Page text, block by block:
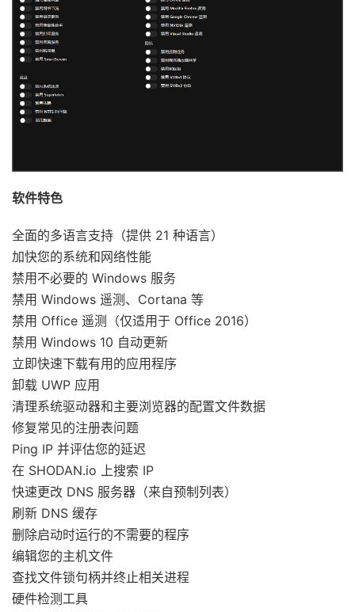
软件特色
全面的多语言支持（提供 21 种语言）
加快您的系统和网络性能
禁用不必要的 Windows 服务
禁用 Windows 遥测、Cortana 等
禁用 Office 遥测（仅适用于 Office 2016）
禁用 Windows 10 自动更新
立即快速下载有用的应用程序
卸载 UWP 应用
清理系统驱动器和主要浏览器的配置文件数据
修复常见的注册表问题
Ping IP 并评估您的延迟
在 SHODAN.io 上搜索 IP
快速更改 DNS 服务器（来自预制列表）
刷新 DNS 缓存
删除启动时运行的不需要的程序
编辑您的主机文件
查找文件锁句柄并终止相关进程
硬件检测工具